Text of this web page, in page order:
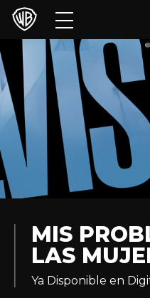
Películas
Series
Juegos y Aplicaciones
Franquicias
Colecciones
Experiencias
MIS
LAS
Ya Disponible en